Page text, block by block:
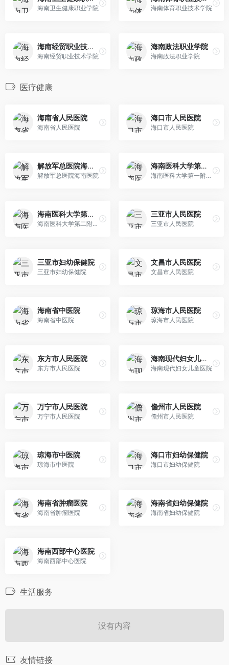
海南卫生健康职业学院 海南体育职业技术学院
海南经贸职业技术学院
海南经贸职业技术学院
海南政法职业学院
海南政法职业学院
医疗健康
海南省人民医院
海南省人民医院
海口市人民医院
海口市人民医院
解放军总医院海南医院
解放军总医院海南医院
海南医科大学第一附属医院
海南医科大学第一附属医院
海南医科大学第二附属医院
海南医科大学第二附属医院
三亚市人民医院
三亚市人民医院
三亚市妇幼保健院
三亚市妇幼保健院
文昌市人民医院
文昌市人民医院
海南省中医院
海南省中医院
琼海市人民医院
琼海市人民医院
东方市人民医院
东方市人民医院
海南现代妇女儿童医院
海南现代妇女儿童医院
万宁市人民医院
万宁市人民医院
儋州市人民医院
儋州市人民医院
琼海市中医院
琼海市中医院
海口市妇幼保健院
海口市妇幼保健院
海南省肿瘤医院
海南省肿瘤医院
海南省妇幼保健院
海南省妇幼保健院
海南西部中心医院
海南西部中心医院
生活服务
没有内容
友情链接